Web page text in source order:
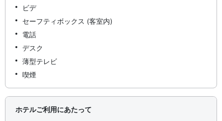
ビデ
セーフティボックス (客室内)
電話
デスク
薄型テレビ
喫煙
ホテルご利用にあたって